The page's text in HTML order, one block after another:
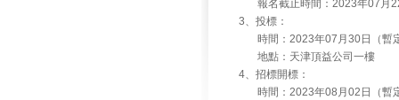
報名截止時間：2023年07月
3、投標：
時間：2023年07月30日（暫
地點：天津頂益公司一樓
4、招標開標：
時間：2023年08月02日（暫